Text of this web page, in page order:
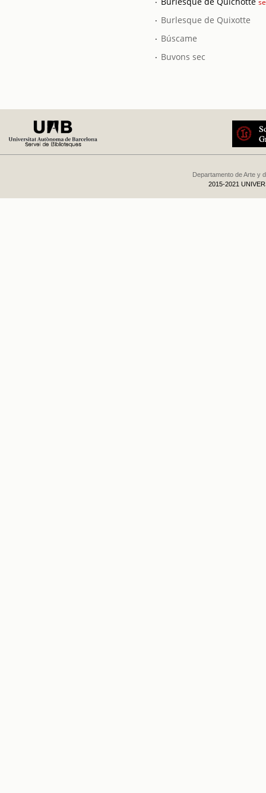
. Burlesque de Quixotte
. Búscame
. Buvons sec
Departamento de Arte y
2015-2021